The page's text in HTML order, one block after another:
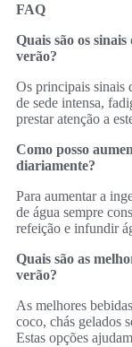
FAQ
Quais são os
verão?
Os principais sinais
de sede intensa,
prestar atenção a
Como posso
diariamente?
Para aumentar a
de água sempre
refeição e infundir
Quais são as
verão?
As melhores
coco, chás gelados
Estas opções